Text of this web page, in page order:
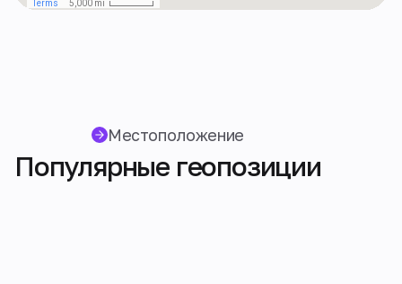
Местоположение
Популярные геопозиции